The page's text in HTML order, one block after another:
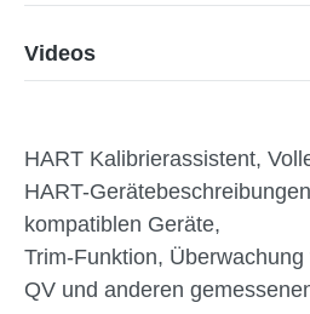
Videos
HART Kalibrierassistent,
HART-
kompatiblen Geräte,
Trim-Funktion, Überwachung
QV und anderen